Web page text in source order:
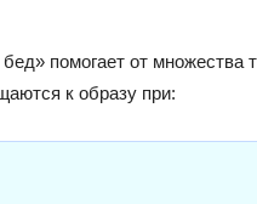
помогает от множества
к образу при: